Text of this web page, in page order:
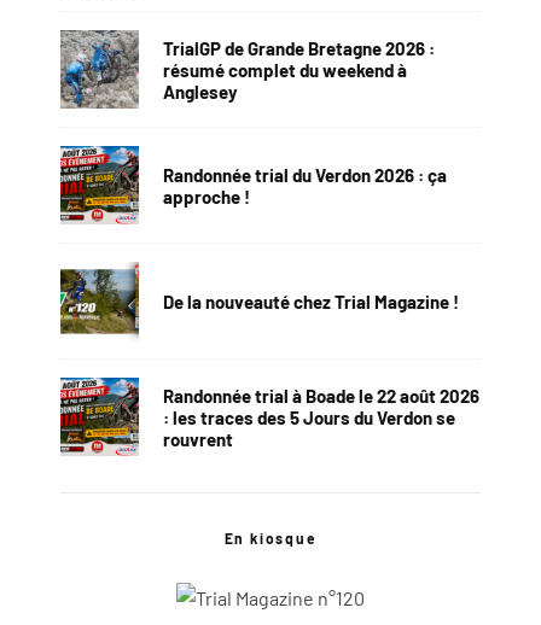
TrialGP de Grande Bretagne 2026 :
résumé complet du weekend à
Anglesey
Randonnée trial du Verdon 2026 : ça
approche !
De la nouveauté chez Trial Magazine !
Randonnée trial à Boade le 22 août 2026
: les traces des 5 Jours du Verdon se
rouvrent
En kiosque